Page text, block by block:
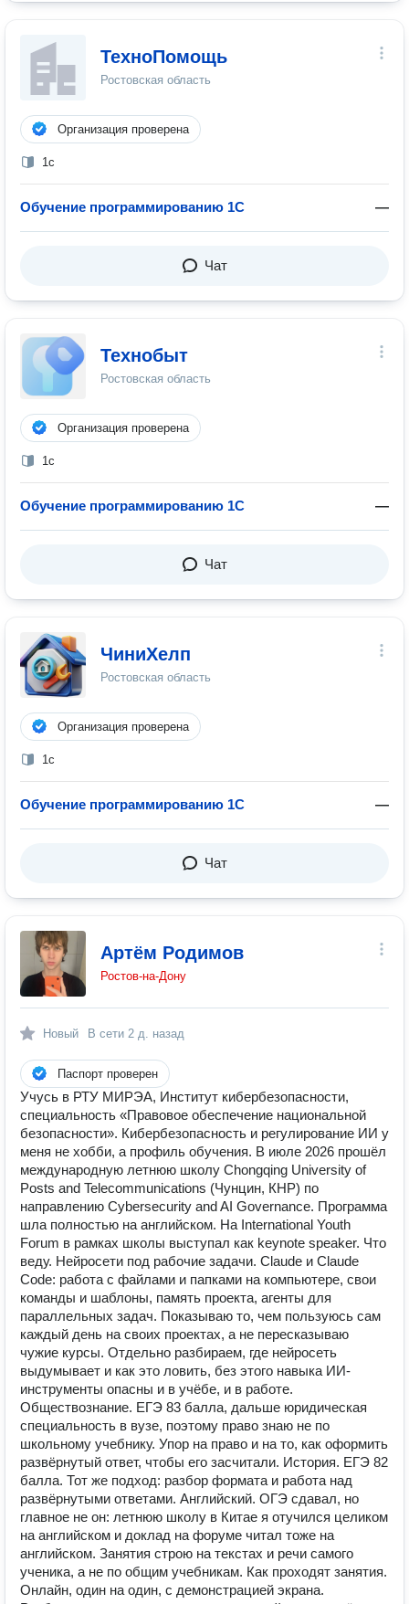
ТехноПомощь
Ростовская область
Организация проверена
1с
Обучение программированию 1С —
Чат
Технобыт
Ростовская область
Организация проверена
1с
Обучение программированию 1С —
Чат
ЧиниХелп
Ростовская область
Организация проверена
1с
Обучение программированию 1С —
Чат
Артём Родимов
Ростов-на-Дону
Новый В сети 2 д. назад
Паспорт проверен
Учусь в РТУ МИРЭА, Институт кибербезопасности,
специальность «Правовое обеспечение национальной
безопасности». Кибербезопасность и регулирование ИИ у
меня не хобби, а профиль обучения. В июле 2026 прошёл
международную летнюю школу Chongqing University of
Posts and Telecommunications (Чунцин, КНР) по
направлению Cybersecurity and AI Governance. Программа
шла полностью на английском. На International Youth
Forum в рамках школы выступал как keynote speaker. Что
веду. Нейросети под рабочие задачи. Claude и Claude
Code: работа с файлами и папками на компьютере, свои
команды и шаблоны, память проекта, агенты для
параллельных задач. Показываю то, чем пользуюсь сам
каждый день на своих проектах, а не пересказываю
чужие курсы. Отдельно разбираем, где нейросеть
выдумывает и как это ловить, без этого навыка ИИ-
инструменты опасны и в учёбе, и в работе.
Обществознание. ЕГЭ 83 балла, дальше юридическая
специальность в вузе, поэтому право знаю не по
школьному учебнику. Упор на право и на то, как оформить
развёрнутый ответ, чтобы его засчитали. История. ЕГЭ 82
балла. Тот же подход: разбор формата и работа над
развёрнутыми ответами. Английский. ОГЭ сдавал, но
главное не он: летнюю школу в Китае я отучился целиком
на английском и доклад на форуме читал тоже на
английском. Занятия строю на текстах и речи самого
ученика, а не по общим учебникам. Как проходят занятия.
Онлайн, один на один, с демонстрацией экрана.